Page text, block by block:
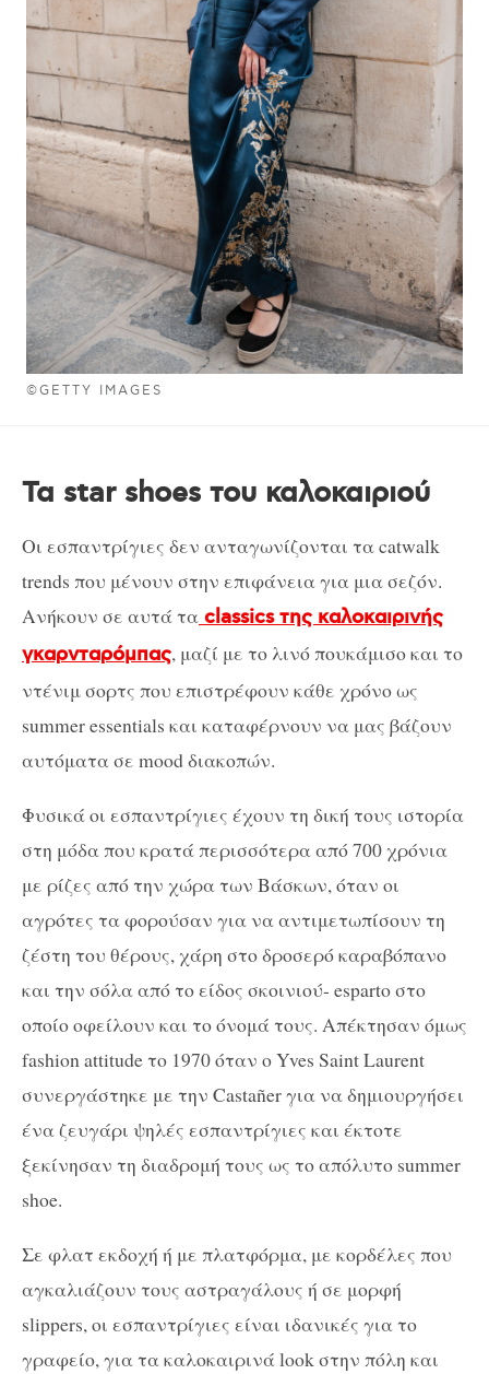
©GETTY IMAGES
Τα star shoes του καλοκαιριού
Οι εσπαντρίγιες δεν ανταγωνίζονται τα catwalk
trends που μένουν στην επιφάνεια για μια σεζόν.
Ανήκουν σε αυτά τα classics της καλοκαιρινής
γκαρνταρόμπας, μαζί με το λινό πουκάμισο και το
ντένιμ σορτς που επιστρέφουν κάθε χρόνο ως
summer essentials και καταφέρνουν να μας βάζουν
αυτόματα σε mood διακοπών.
Φυσικά οι εσπαντρίγιες έχουν τη δική τους ιστορία
στη μόδα που κρατά περισσότερα από 700 χρόνια
με ρίζες από την χώρα των Βάσκων, όταν οι
αγρότες τα φορούσαν για να αντιμετωπίσουν τη
ζέστη του θέρους, χάρη στο δροσερό καραβόπανο
και την σόλα από το είδος σκοινιού- esparto στο
οποίο οφείλουν και το όνομά τους. Απέκτησαν όμως
fashion attitude το 1970 όταν ο Yves Saint Laurent
συνεργάστηκε με την Castañer για να δημιουργήσει
ένα ζευγάρι ψηλές εσπαντρίγιες και έκτοτε
ξεκίνησαν τη διαδρομή τους ως το απόλυτο summer
shoe.
Σε φλατ εκδοχή ή με πλατφόρμα, με κορδέλες που
αγκαλιάζουν τους αστραγάλους ή σε μορφή
slippers, οι εσπαντρίγιες είναι ιδανικές για το
γραφείο, για τα καλοκαιρινά look στην πόλη και